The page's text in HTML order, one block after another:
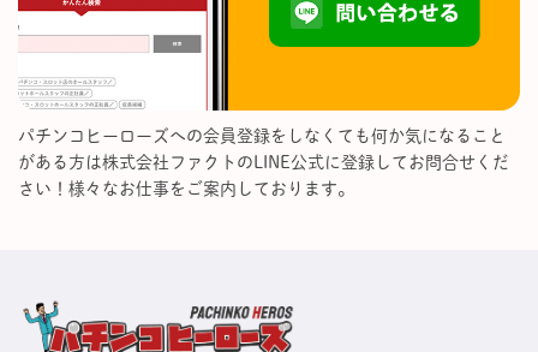
パチンコヒーローズへの会員登録をしなくても何か気になること
がある方は株式会社ファクトのLINE公式に登録してお問合せくだ
さい！様々なお仕事をご案内しております。